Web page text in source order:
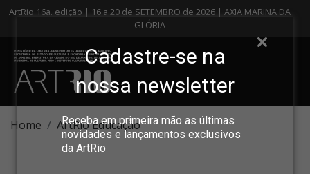
Cadastre-se na
nossa newsletter
Receba em primeira mão as últimas
novidades e lançamentos exclusivos
da ArtRio
ArtRio 16a. edição | 16 a 20 de SETEMBRO de 2026 | AXIA MARINA DA
GLÓRIA
Home ArtRio Educação